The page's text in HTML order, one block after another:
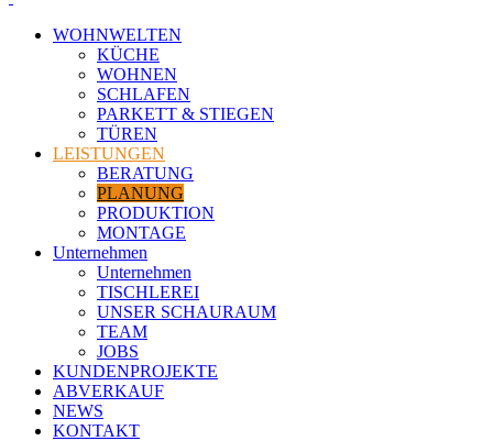
WOHNWELTEN
KÜCHE
WOHNEN
SCHLAFEN
PARKETT & STIEGEN
TÜREN
LEISTUNGEN
BERATUNG
PLANUNG
PRODUKTION
MONTAGE
Unternehmen
Unternehmen
TISCHLEREI
UNSER SCHAURAUM
TEAM
JOBS
KUNDENPROJEKTE
ABVERKAUF
NEWS
KONTAKT